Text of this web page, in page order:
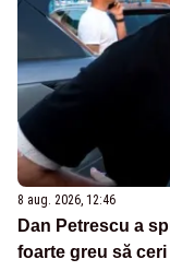
8 aug. 2026, 12:46
Dan Petrescu a
foarte greu să ceri